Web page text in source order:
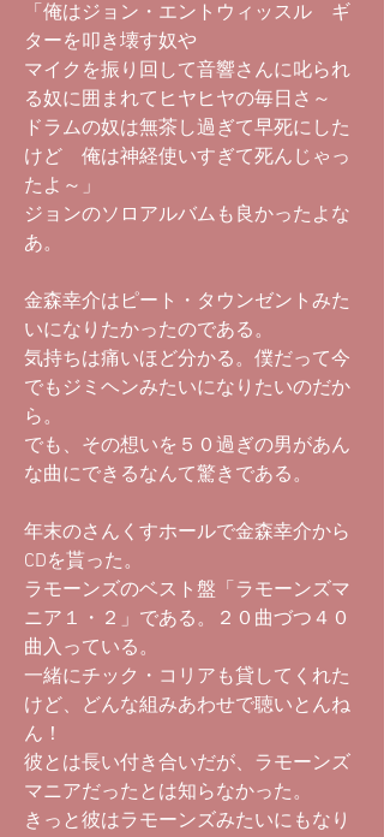
「俺はジョン・エントウィッスル ギ
ターを叩き壊す奴や
マイクを振り回して音響さんに叱られ
る奴に囲まれてヒヤヒヤの毎日さ～
ドラムの奴は無茶し過ぎて早死にした
けど 俺は神経使いすぎて死んじゃっ
たよ～」
ジョンのソロアルバムも良かったよな
あ。
金森幸介はピート・タウンゼントみた
いになりたかったのである。
気持ちは痛いほど分かる。僕だって今
でもジミヘンみたいになりたいのだか
ら。
でも、その想いを５０過ぎの男があん
な曲にできるなんて驚きである。
年末のさんくすホールで金森幸介から
CDを貰った。
ラモーンズのベスト盤「ラモーンズマ
ニア１・２」である。２０曲づつ４０
曲入っている。
一緒にチック・コリアも貸してくれた
けど、どんな組みあわせで聴いとんね
ん！
彼とは長い付き合いだが、ラモーンズ
マニアだったとは知らなかった。
きっと彼はラモーンズみたいにもなり